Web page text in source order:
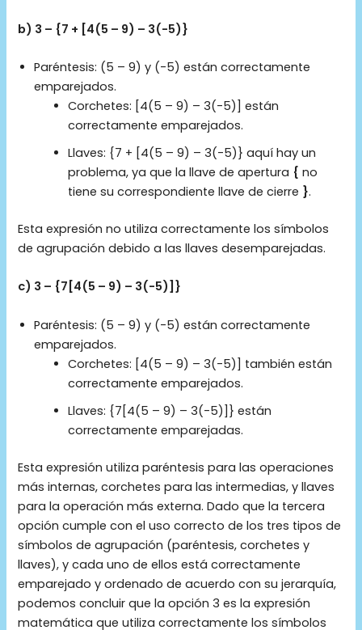
b) 3 – {7 + [4(5 – 9) – 3(-5)}
Paréntesis: (5 – 9) y (-5) están correctamente
emparejados.
Corchetes: [4(5 – 9) – 3(-5)] están
correctamente emparejados.
Llaves: {7 + [4(5 – 9) – 3(-5)} aquí hay un
problema, ya que la llave de apertura { no
tiene su correspondiente llave de cierre }.
Esta expresión no utiliza correctamente los símbolos
de agrupación debido a las llaves desemparejadas.
c) 3 – {7[4(5 – 9) – 3(-5)]}
Paréntesis: (5 – 9) y (-5) están correctamente
emparejados.
Corchetes: [4(5 – 9) – 3(-5)] también están
correctamente emparejados.
Llaves: {7[4(5 – 9) – 3(-5)]} están
correctamente emparejadas.
Esta expresión utiliza paréntesis para las operaciones
más internas, corchetes para las intermedias, y llaves
para la operación más externa. Dado que la tercera
opción cumple con el uso correcto de los tres tipos de
símbolos de agrupación (paréntesis, corchetes y
llaves), y cada uno de ellos está correctamente
emparejado y ordenado de acuerdo con su jerarquía,
podemos concluir que la opción 3 es la expresión
matemática que utiliza correctamente los símbolos